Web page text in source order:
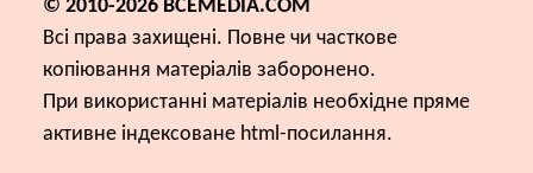
© 2010-2026 ВСЕМЕDІА.COM
Всі права захищені. Повне чи часткове
копіювання матеріалів заборонено.
При використанні матеріалів необхідне пряме
активне індексоване html-посилання.